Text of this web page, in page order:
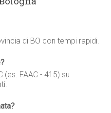
di BO con tempi rapidi.
(es. FAAC - 415) su